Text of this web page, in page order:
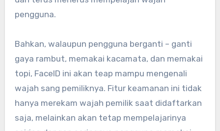
pengguna.
Bahkan, walaupun pengguna berganti – ganti
gaya rambut, memakai kacamata, dan memakai
topi, FaceID ini akan teap mampu mengenali
wajah sang pemiliknya. Fitur keamanan ini tidak
hanya merekam wajah pemilik saat didaftarkan
saja, melainkan akan tetap mempelajarinya